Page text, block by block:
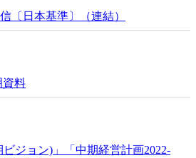
〔日本基準〕（連結）
資料
ビジョン)」「中期経営計画2022-